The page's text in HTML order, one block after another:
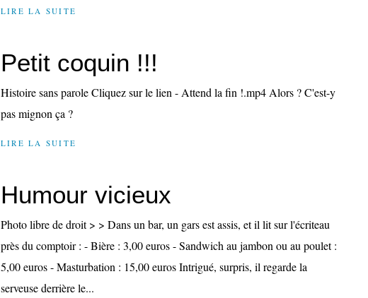
LIRE LA SUITE
Petit coquin !!!
Histoire sans parole Cliquez sur le lien - Attend la fin !.mp4 Alors ? C'est-y
pas mignon ça ?
LIRE LA SUITE
Humour vicieux
Photo libre de droit > > Dans un bar, un gars est assis, et il lit sur l'écriteau
près du comptoir : - Bière : 3,00 euros - Sandwich au jambon ou au poulet :
5,00 euros - Masturbation : 15,00 euros Intrigué, surpris, il regarde la
serveuse derrière le...